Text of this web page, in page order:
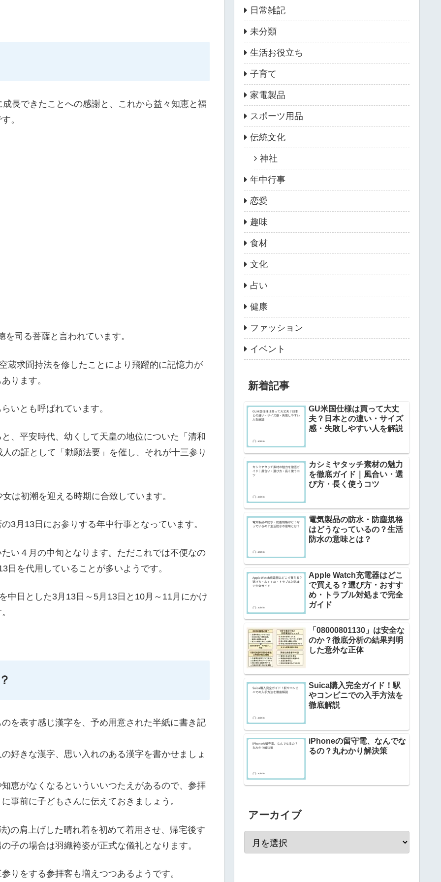
長できたことへの感謝と、これから益々知恵と福
。
司る菩薩と言われています。
蔵求聞持法を修したことにより飛躍的に記憶力が
ります。
いとも呼ばれています。
、平安時代、幼くして天皇の地位についた「清和
の証として「勅願法要」を催し、それが十三参り
は初潮を迎える時期に合致しています。
3月13日にお参りする年中行事となっています。
い４月の中旬となります。ただこれでは不便なの
を代用していることが多いようです。
中日とした3月13日～5月13日と10月～11月にかけ
を表す感じ漢字を、予め用意された半紙に書き記
好きな漢字、思い入れのある漢字を書かせましょ
恵がなくなるといういいつたえがあるので、参拝
事前に子どもさんに伝えておきましょう。
)の肩上げした晴れ着を初めて着用させ、帰宅後す
子の場合は羽織袴姿が正式な儀礼となります。
りをする参拝客も増えつつあるようです。
日常雑記
未分類
生活お役立ち
子育て
家電製品
スポーツ用品
伝統文化
神社
年中行事
恋愛
趣味
食材
文化
占い
健康
ファッション
イベント
新着記事
GU米国仕様は買って大丈
夫？日本との違い・サイズ
感・失敗しやすい人を解説
カシミヤタッチ素材の魅力
を徹底ガイド｜風合い・選
び方・長く使うコツ
電気製品の防水・防塵規格
はどうなっているの？生活
防水の意味とは？
Apple Watch充電器はどこ
で買える？選び方・おすす
め・トラブル対処まで完全
ガイド
「08000801130」は安全な
のか？徹底分析の結果判明
した意外な正体
Suica購入完全ガイド！駅
やコンビニでの入手方法を
徹底解説
iPhoneの留守電、なんでな
るの？丸わかり解決策
アーカイブ